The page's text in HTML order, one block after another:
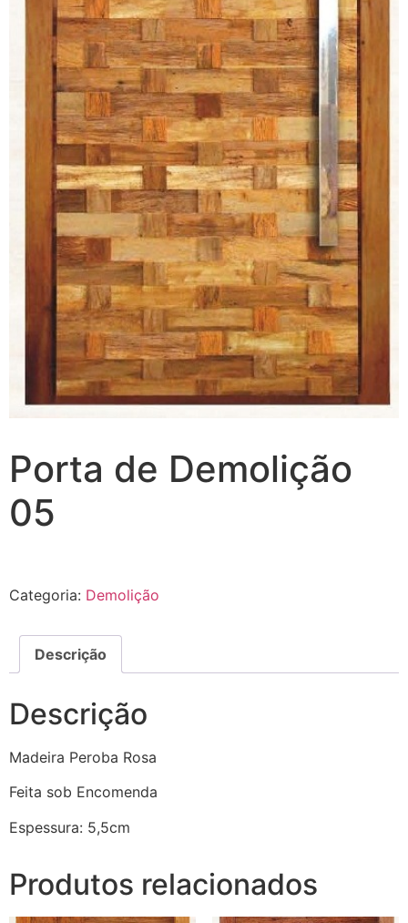
Porta de Demolição
05
Categoria: Demolição
Descrição
Descrição
Madeira Peroba Rosa
Feita sob Encomenda
Espessura: 5,5cm
Produtos relacionados